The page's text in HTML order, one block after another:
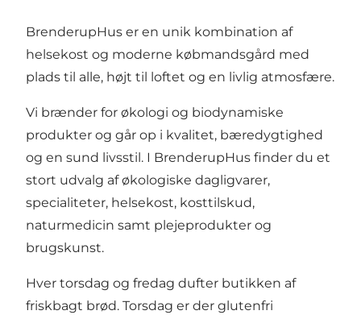
BrenderupHus er en unik kombination af
helsekost og moderne købmandsgård med
plads til alle, højt til loftet og en livlig atmosfære.
Vi brænder for økologi og biodynamiske
produkter og går op i kvalitet, bæredygtighed
og en sund livsstil. I BrenderupHus finder du et
stort udvalg af økologiske dagligvarer,
specialiteter, helsekost, kosttilskud,
naturmedicin samt plejeprodukter og
brugskunst.
Hver torsdag og fredag dufter butikken af
friskbagt brød. Torsdag er der glutenfri